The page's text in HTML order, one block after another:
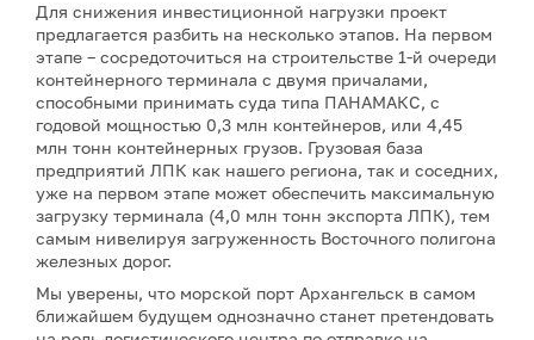
Для снижения инвестиционной нагрузки проект
предлагается разбить на несколько этапов. На первом
этапе – сосредоточиться на строительстве 1-й очереди
контейнерного терминала с двумя причалами,
способными принимать суда типа ПАНАМАКС, с
годовой мощностью 0,3 млн контейнеров, или 4,45
млн тонн контейнерных грузов. Грузовая база
предприятий ЛПК как нашего региона, так и соседних,
уже на первом этапе может обеспечить максимальную
загрузку терминала (4,0 млн тонн экспорта ЛПК), тем
самым нивелируя загруженность Восточного полигона
железных дорог.
Мы уверены, что морской порт Архангельск в самом
ближайшем будущем однозначно станет претендовать